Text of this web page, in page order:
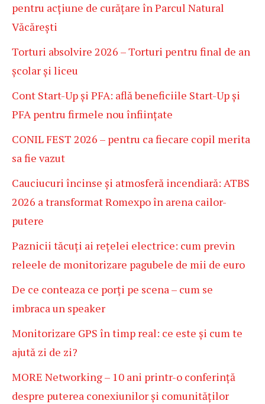
pentru acțiune de curățare în Parcul Natural
Văcărești
Torturi absolvire 2026 – Torturi pentru final de an
școlar și liceu
Cont Start-Up și PFA: află beneficiile Start-Up și
PFA pentru firmele nou înființate
CONIL FEST 2026 – pentru ca fiecare copil merita
sa fie vazut
Cauciucuri încinse și atmosferă incendiară: ATBS
2026 a transformat Romexpo în arena cailor-
putere
Paznicii tăcuți ai rețelei electrice: cum previn
releele de monitorizare pagubele de mii de euro
De ce conteaza ce porți pe scena – cum se
imbraca un speaker
Monitorizare GPS în timp real: ce este și cum te
ajută zi de zi?
MORE Networking – 10 ani printr-o conferință
despre puterea conexiunilor și comunităților